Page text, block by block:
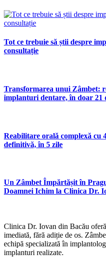
Tot ce trebuie să știi despre
consultație
Transformarea unui Zâmbet:
implanturi dentare, în doar 21
Reabilitare orală complexă
definitivă, în 5 zile
Un Zâmbet Împărtășit în
Doamnei Ichim la Clinica Dr.
Clinica Dr. Iovan din Bacău
imediată, fără adiție de os.
echipă specializată în
implanturi realizate.